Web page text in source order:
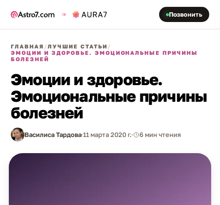
Позвонить
ГЛАВНАЯ /ЛУЧШИЕ СТАТЬИ /
ЭМОЦИИ И ЗДОРОВЬЕ. ЭМОЦИОНАЛЬНЫЕ ПРИЧИНЫ
БОЛЕЗНЕЙ
Эмоции и здоровье.
Эмоциональные причины
болезней
Василиса Тардова11 марта 2020 г. 6 мин чтения